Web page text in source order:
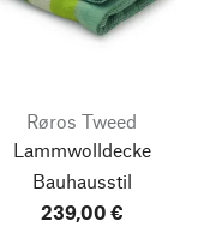
Røros Tweed
Lammwolldecke
Bauhausstil
239,00 €